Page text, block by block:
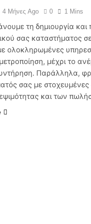
Λύσεις Ασφάλισης &
2026: Τι Πρέπει να
Κόστος, Αντιλήψεις
4 Μήνες Ago 0 1 Mins
τη δημιουργία και
σας καταστήματος
ολοκληρωμένες
μέχρι το
Παράλληλα,
σας με στοχευμένες
και των